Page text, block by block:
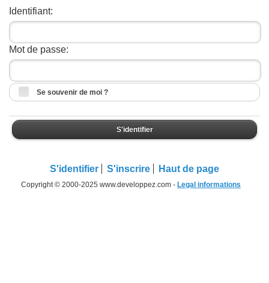
Identifiant:
Mot de passe:
Se souvenir de moi ?
S'identifier
S'identifier S'inscrire Haut de page
Copyright © 2000-2025 www.developpez.com - Legal informations